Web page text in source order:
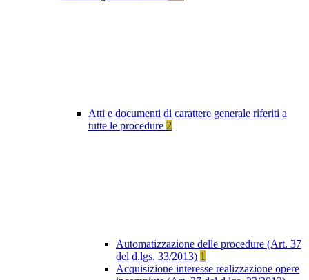
Atti e documenti di carattere generale riferiti a
tutte le procedure 2
Automatizzazione delle procedure (Art. 37
del d.lgs. 33/2013) 1
Acquisizione interesse realizzazione opere